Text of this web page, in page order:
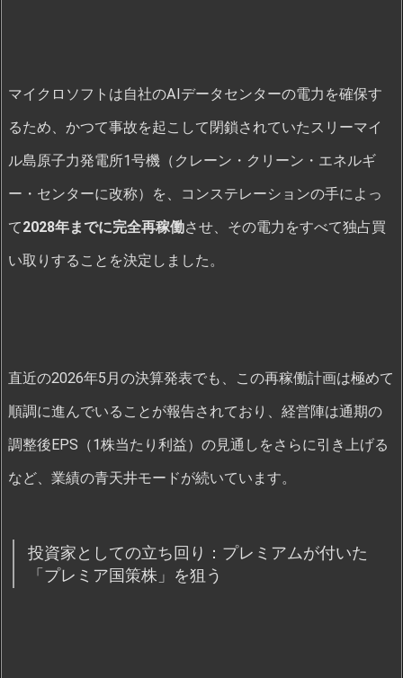
マイクロソフトは自社のAIデータセンターの電力を確保す
るため、かつて事故を起こして閉鎖されていたスリーマイ
ル島原子力発電所1号機（クレーン・クリーン・エネルギ
ー・センターに改称）を、コンステレーションの手によっ
て2028年までに完全再稼働させ、その電力をすべて独占買
い取りすることを決定しました。
直近の2026年5月の決算発表でも、この再稼働計画は極めて
順調に進んでいることが報告されており、経営陣は通期の
調整後EPS（1株当たり利益）の見通しをさらに引き上げる
など、業績の青天井モードが続いています。
投資家としての立ち回り：プレミアムが付いた
「プレミア国策株」を狙う